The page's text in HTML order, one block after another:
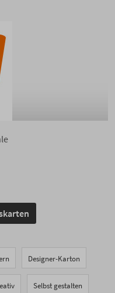
Designer-Karton
Selbst gestalten